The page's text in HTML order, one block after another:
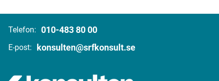
Telefon: 010-483 80 00
E-post: konsulten@srfkonsult.se